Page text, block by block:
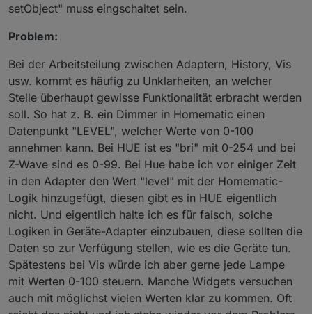
setObject" muss eingschaltet sein.
Problem:
Bei der Arbeitsteilung zwischen Adaptern, History, Vis
usw. kommt es häufig zu Unklarheiten, an welcher
Stelle überhaupt gewisse Funktionalität erbracht werden
soll. So hat z. B. ein Dimmer in Homematic einen
Datenpunkt "LEVEL", welcher Werte von 0-100
annehmen kann. Bei HUE ist es "bri" mit 0-254 und bei
Z-Wave sind es 0-99. Bei Hue habe ich vor einiger Zeit
in den Adapter den Wert "level" mit der Homematic-
Logik hinzugefügt, diesen gibt es in HUE eigentlich
nicht. Und eigentlich halte ich es für falsch, solche
Logiken in Geräte-Adapter einzubauen, diese sollten die
Daten so zur Verfügung stellen, wie es die Geräte tun.
Spätestens bei Vis würde ich aber gerne jede Lampe
mit Werten 0-100 steuern. Manche Widgets versuchen
auch mit möglichst vielen Werten klar zu kommen. Oft